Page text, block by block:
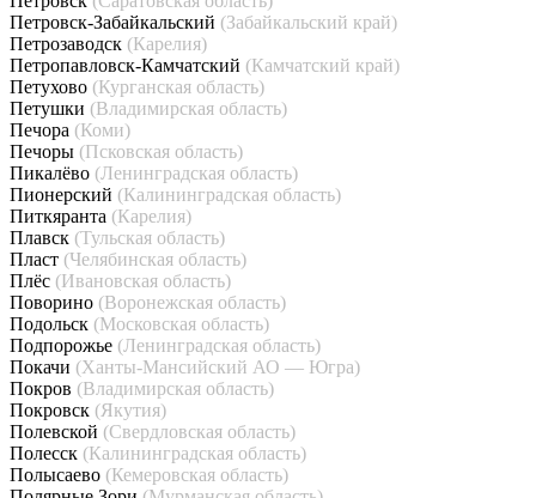
Петровск-Забайкальский (Забайкальский край)
Петрозаводск (Карелия)
Петропавловск-Камчатский (Камчатский край)
Петухово (Курганская область)
Петушки (Владимирская область)
Печора (Коми)
Печоры (Псковская область)
Пикалёво (Ленинградская область)
Пионерский (Калининградская область)
Питкяранта (Карелия)
Плавск (Тульская область)
Пласт (Челябинская область)
Плёс (Ивановская область)
Поворино (Воронежская область)
Подольск (Московская область)
Подпорожье (Ленинградская область)
Покачи (Ханты-Мансийский АО — Югра)
Покров (Владимирская область)
Покровск (Якутия)
Полевской (Свердловская область)
Полесск (Калининградская область)
Полысаево (Кемеровская область)